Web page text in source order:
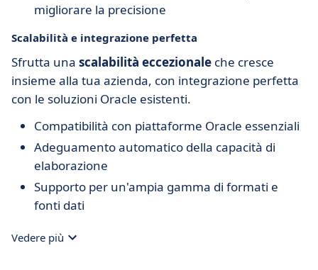
migliorare la precisione
Scalabilità e integrazione perfetta
Sfrutta una scalabilità eccezionale che cresce
insieme alla tua azienda, con integrazione perfetta
con le soluzioni Oracle esistenti.
Compatibilità con piattaforme Oracle essenziali
Adeguamento automatico della capacità di
elaborazione
Supporto per un'ampia gamma di formati e
fonti dati
Vedere più